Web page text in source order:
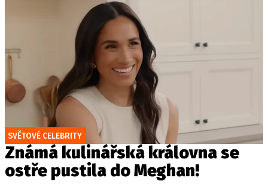
SVĚTOVÉ CELEBRITY
Známá kulinářská královna se
ostře pustila do Meghan!